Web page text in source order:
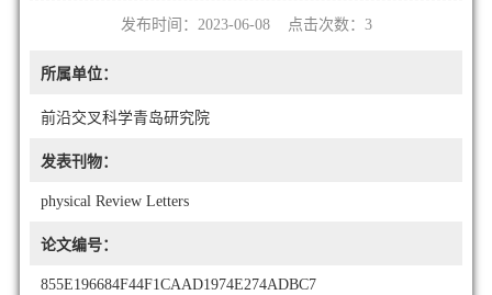
发布时间：2023-06-08 点击次数： 3
所属单位：
前沿交叉科学青岛研究院
发表刊物：
physical Review Letters
论文编号：
855E196684F44F1CAAD1974E274ADBC7